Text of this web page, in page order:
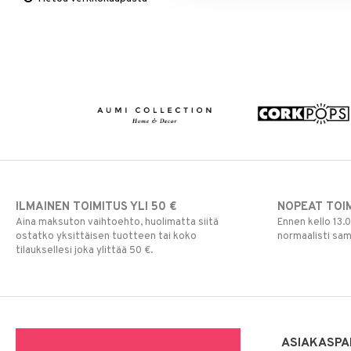
Vaasit
Lakanat & Tyynyliinat
Viltit & Peitteet
Ruukut
ILMAINEN TOIMITUS YLI 50 €
Aina maksuton vaihtoehto, huolimatta siitä
ostatko yksittäisen tuotteen tai koko
tilauksellesi joka ylittää 50 €.
NOPEAT
Ennen kello
normaalisti